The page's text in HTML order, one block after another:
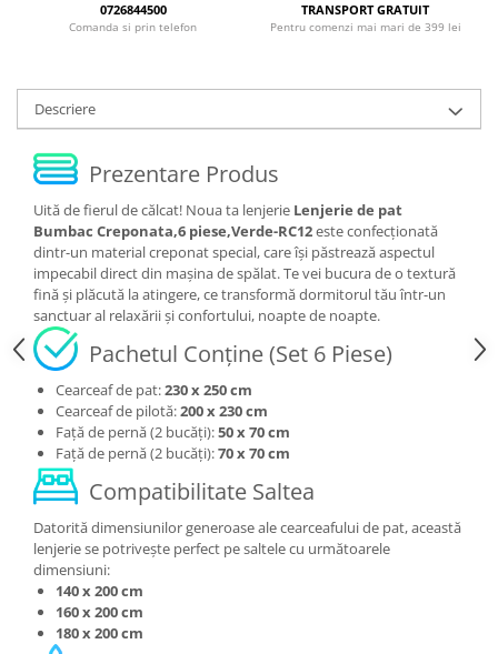
0726844500
Comanda si prin telefon
TRANSPORT GRATUIT
Pentru comenzi mai mari de 399 lei
Descriere
Prezentare Produs
Uită de fierul de călcat! Noua ta lenjerie Lenjerie de pat
Bumbac Creponata,6 piese,Verde-RC12este confecționată
dintr-un material creponat special, care își păstrează aspectul
impecabil direct din mașina de spălat. Te vei bucura de o textură
fină și plăcută la atingere, ce transformă dormitorul tău într-un
sanctuar al relaxării și confortului, noapte de noapte.
Pachetul Conține (Set 6 Piese)
Cearceaf de pat:230 x 250 cm
Cearceaf de pilotă:200 x 230 cm
Față de pernă (2 bucăți):50 x 70 cm
Față de pernă (2 bucăți):70 x 70 cm
Compatibilitate Saltea
Datorită dimensiunilor generoase ale cearceafului de pat, această
lenjerie se potrivește perfect pe saltele cu următoarele
dimensiuni:
140 x 200 cm
160 x 200 cm
180 x 200 cm